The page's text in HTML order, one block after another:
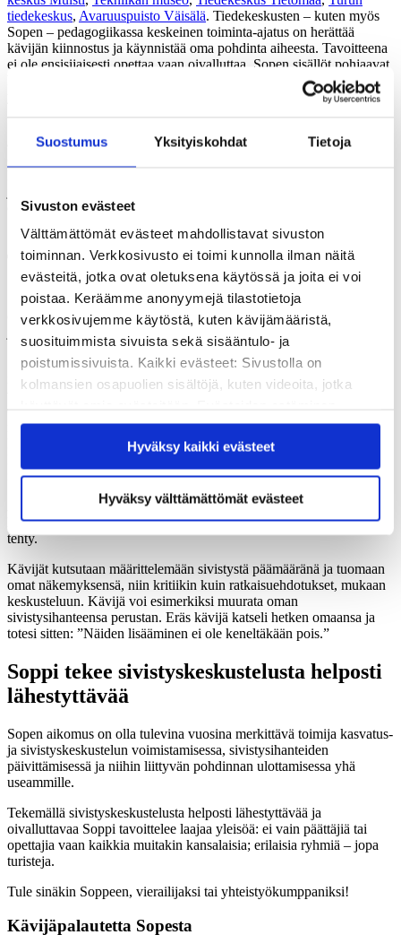
Suostumus Yksityiskohdat Tietoja
Sivuston evästeet
Välttämättömät evästeet mahdollistavat sivuston
toiminnan. Verkkosivusto ei toimi kunnolla ilman näitä
evästeitä, jotka ovat oletuksena käytössä ja joita ei voi
poistaa. Keräämme anonyymejä tilastotietoja
verkkosivujemme käytöstä, kuten kävijämääristä,
suosituimmista sivuista sekä sisääntulo- ja
poistumissivuista. Kaikki evästeet: Sivustolla on
kolmansien osapuolien sisältöjä, kuten videoita, jotka
saattaa estää näiden sisältöjen näkymisen.
Hyväksymällä kaikki evästeet varmistat, että kaikki
sisältö on käytettävissäsi.
Hyväksy kaikki evästeet
Hyväksy välttämättömät evästeet
tiedekeskus, Avaruuspuisto Väisälä. Tiedekeskusten – kuten myös
Sopen – pedagogiikassa keskeinen toiminta-ajatus on herättää
kävijän kiinnostus ja käynnistää oma pohdinta aiheesta. Tavoitteena
ei ole ensisijaisesti opettaa vaan oivalluttaa. Sopen sisällöt pohjaavat
humanistis- ja yhteiskuntatieteelliseen tutkimukseen. Ne on luotu
abstrakteja. Toisaalta jokaisella on lukemattomista eri yhteyksistä
että sivistys kuuluu kaikille – siinä missä metsät, kivet ja kannotkin.
Tässä hetkessä luomme tulevaa
Soppi havainnollistaa muun muassa sivistyksen merkitystä
demokraattisen yhteiskunnan perustana. Ajatus kasvatuksesta
julkisena tehtävänä on tuttu jo antiikin Kreikasta.
Sopessa esillä oleva aikajana konkretisoi, miten ajatuksemme
ihmisestä, yhteiskunnasta ja hyvästä elämästä ovat muuttuneet ja
vaikuttaneet niin kasvatusajatteluumme kuin toimintaamme.
Olemme saaneet kävijöiltä runsaasti palautetta siitä, miten
mielenkiintoista on saada monisyinen, kasvatukseen keskittyvä
kokonaiskuva ajattelumme ja järjestelmämme muotoutumisesta.
Kävijästä riippuen huomio kiinnittyy vierailulla hieman eri
näkökulmiin.
Aikajana johdattaa myös huomaamaan, miten tässä hetkessä
luomme tulevaa – vastaavalla tavalla kuin historian eri kohdissa on
tehty.
Kävijät kutsutaan määrittelemään sivistystä päämääränä ja tuomaan
omat näkemyksensä, niin kritiikin kuin ratkaisuehdotukset, mukaan
keskusteluun. Kävijä voi esimerkiksi muurata oman
sivistysihanteensa perustan. Eräs kävijä katseli hetken omaansa ja
totesi sitten: ”Näiden lisääminen ei ole keneltäkään pois.”
Soppi tekee sivistyskeskustelusta helposti
lähestyttävää
Sopen aikomus on olla tulevina vuosina merkittävä toimija kasvatus-
ja sivistyskeskustelun voimistamisessa, sivistysihanteiden
päivittämisessä ja niihin liittyvän pohdinnan ulottamisessa yhä
useammille.
Tekemällä sivistyskeskustelusta helposti lähestyttävää ja
oivalluttavaa Soppi tavoittelee laajaa yleisöä: ei vain päättäjiä tai
opettajia vaan kaikkia muitakin kansalaisia; erilaisia ryhmiä – jopa
turisteja.
Tule sinäkin Soppeen, vierailijaksi tai yhteistyökumppaniksi!
Kävijäpalautetta Sopesta